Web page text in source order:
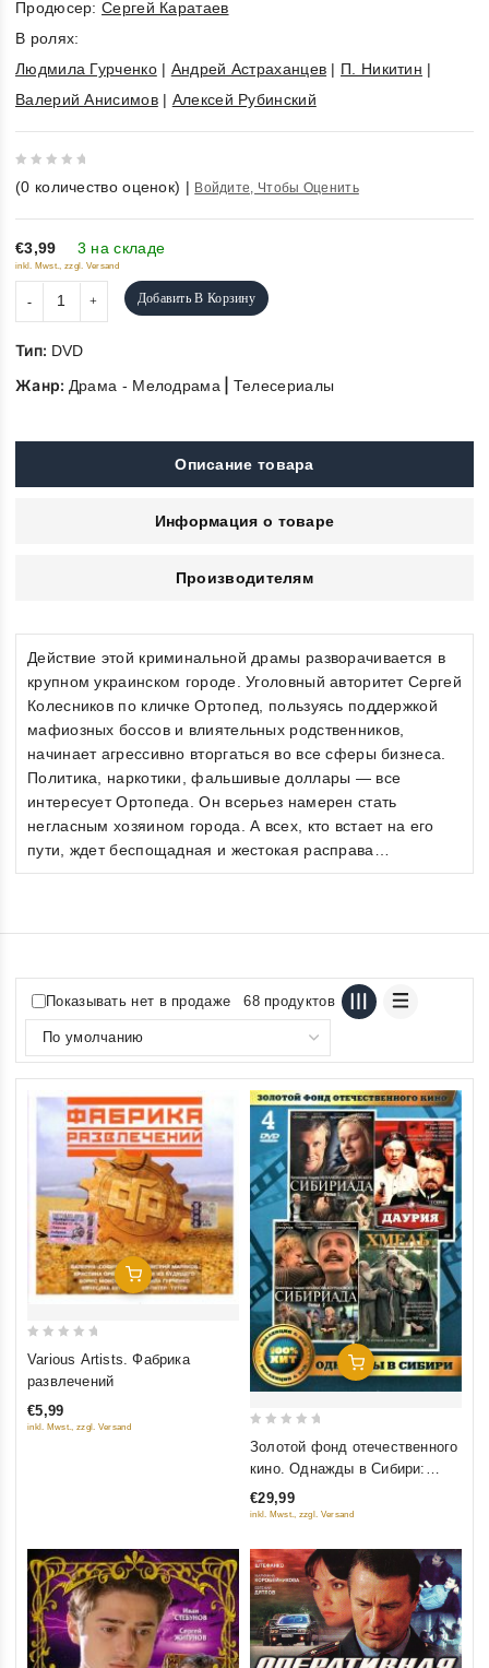
Продюсер:Сергей Каратаев
В ролях:
Людмила Гурченко| Андрей Астраханцев | П. Никитин |
Валерий Анисимов| Алексей Рубинский
out
of
5
(0 количество оценок) | Войдите, Чтобы Оценить
€3,99 3 на складе
inkl. Mwst., zzgl. Versand
Добавить В Корзину
Тип: DVD
Жанр: Драма - Мелодрама Телесериалы
Описание товара
Информация о товаре
Производителям
Действие этой криминальной драмы разворачивается в
крупном украинском городе. Уголовный авторитет Сергей
Колесников по кличке Ортопед, пользуясь поддержкой
мафиозных боссов и влиятельных родственников,
начинает агрессивно вторгаться во все сферы бизнеса.
Политика, наркотики, фальшивые доллары — все
интересует Ортопеда. Он всерьез намерен стать
негласным хозяином города. А всех, кто встает на его
пути, ждет беспощадная и жестокая расправа…
Показывать нет в продаже 68 продуктов
Добавить В Корзину
5
Various Artists. Фабрика
развлечений
€5,99
inkl. Mwst., zzgl. Versand
Добавить В Корзину
5
Золотой фонд отечественного
кино. Однажды в Сибири:
Сибириада (Фильм 1-2);
Даурия; Хмель (4 DVD)
€29,99
inkl. Mwst., zzgl. Versand